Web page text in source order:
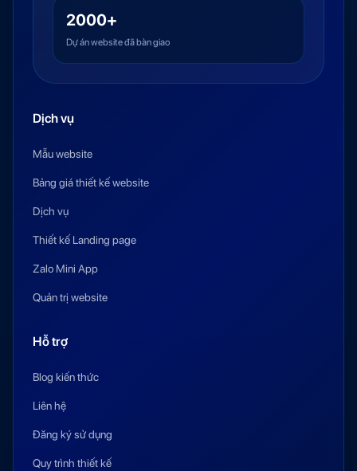
2000+
Dự án website đã bàn giao
Dịch vụ
Mẫu website
Bảng giá thiết kế website
Dịch vụ
Thiết kế Landing page
Zalo Mini App
Quản trị website
Hỗ trợ
Blog kiến thức
Liên hệ
Đăng ký sử dụng
Quy trình thiết kế